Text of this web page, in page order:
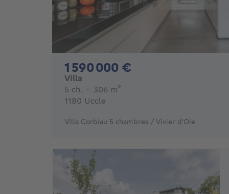
1 590 000 €
Villa
5 ch. 5 chambres
· 306 m²
1180 Uccle
Villa Corbiau 5 chambres / Vivier d'Oie